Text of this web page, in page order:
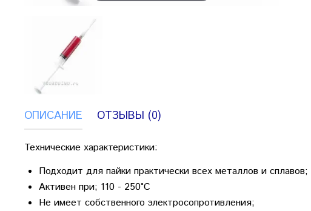
ОПИСАНИЕ ОТЗЫВЫ (0)
Технические характеристики:
Подходит для пайки практически всех металлов и сплавов;
Активен при; 110 - 250°С
Не имеет собственного электросопротивления;